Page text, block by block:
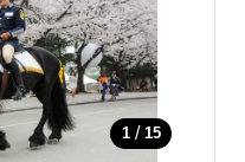
1 / 15